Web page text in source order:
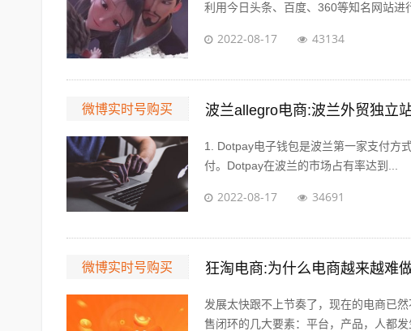
利用今日头条、百度、360等知名网站进
2022-08-17 43134
微博实时号购买 波兰allegro电商:波兰外贸独立
1. Dotpay电子钱包是波兰第一家支付方
付。Dotpay在波兰的市场占有率达到...
2022-08-17 34691
微博实时号购买 狂淘电商:为什么电商越来越难做
发展太快跟不上节奏了，现在的电商已
售闭环的几大要素：平台，产品，人都发